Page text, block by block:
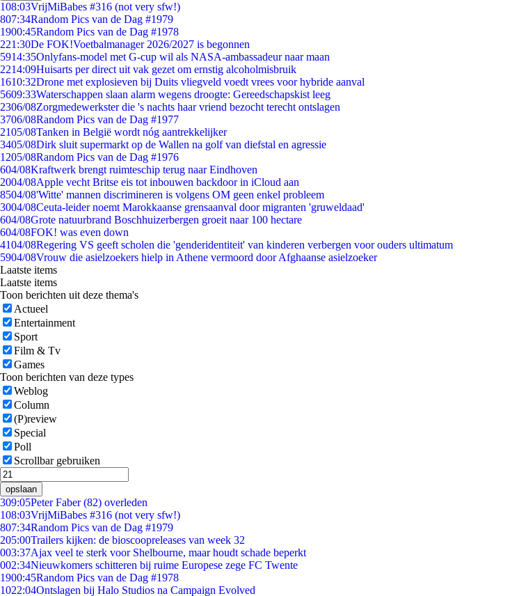
108:03VrijMiBabes #316 (not very sfw!)
807:34Random Pics van de Dag #1979
1900:45Random Pics van de Dag #1978
221:30De FOK!Voetbalmanager 2026/2027 is begonnen
5914:35Onlyfans-model met G-cup wil als NASA-ambassadeur naar maan
2214:09Huisarts per direct uit vak gezet om ernstig alcoholmisbruik
1610:32Drone met explosieven bij Duits vliegveld voedt vrees voor hybride aanval
5609:33Waterschappen slaan alarm wegens droogte: Gereedschapskist leeg
2306/08Zorgmedewerkster die 's nachts haar vriend bezocht terecht ontslagen
3706/08Random Pics van de Dag #1977
2105/08Tanken in België wordt nóg aantrekkelijker
3405/08Dirk sluit supermarkt op de Wallen na golf van diefstal en agressie
1205/08Random Pics van de Dag #1976
604/08Kraftwerk brengt ruimteschip terug naar Eindhoven
2004/08Apple vecht Britse eis tot inbouwen backdoor in iCloud aan
8504/08'Witte' mannen discrimineren is volgens OM geen enkel probleem
3004/08Ceuta-leider noemt Marokkaanse grensaanval door migranten 'gruweldaad'
604/08Grote natuurbrand Boschhuizerbergen groeit naar 100 hectare
604/08FOK! was even down
4104/08Regering VS geeft scholen die 'genderidentiteit' van kinderen verbergen voor ouders ultimatum
5904/08Vrouw die asielzoekers hielp in Athene vermoord door Afghaanse asielzoeker
Laatste items
Laatste items
Toon berichten uit deze thema's
Actueel
Entertainment
Sport
Film & Tv
Games
Toon berichten van deze types
Weblog
Column
(P)review
Special
Poll
Scrollbar gebruiken
opslaan
309:05Peter Faber (82) overleden
108:03VrijMiBabes #316 (not very sfw!)
807:34Random Pics van de Dag #1979
205:00Trailers kijken: de bioscoopreleases van week 32
003:37Ajax veel te sterk voor Shelbourne, maar houdt schade beperkt
002:34Nieuwkomers schitteren bij ruime Europese zege FC Twente
1900:45Random Pics van de Dag #1978
1022:04Ontslagen bij Halo Studios na Campaign Evolved